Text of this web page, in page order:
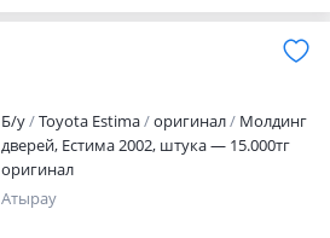
Б/y Toyota Estima оригинал
Молдинг
дверей, Естима 2002, штука — 15.000тг
оригинал
Атырау